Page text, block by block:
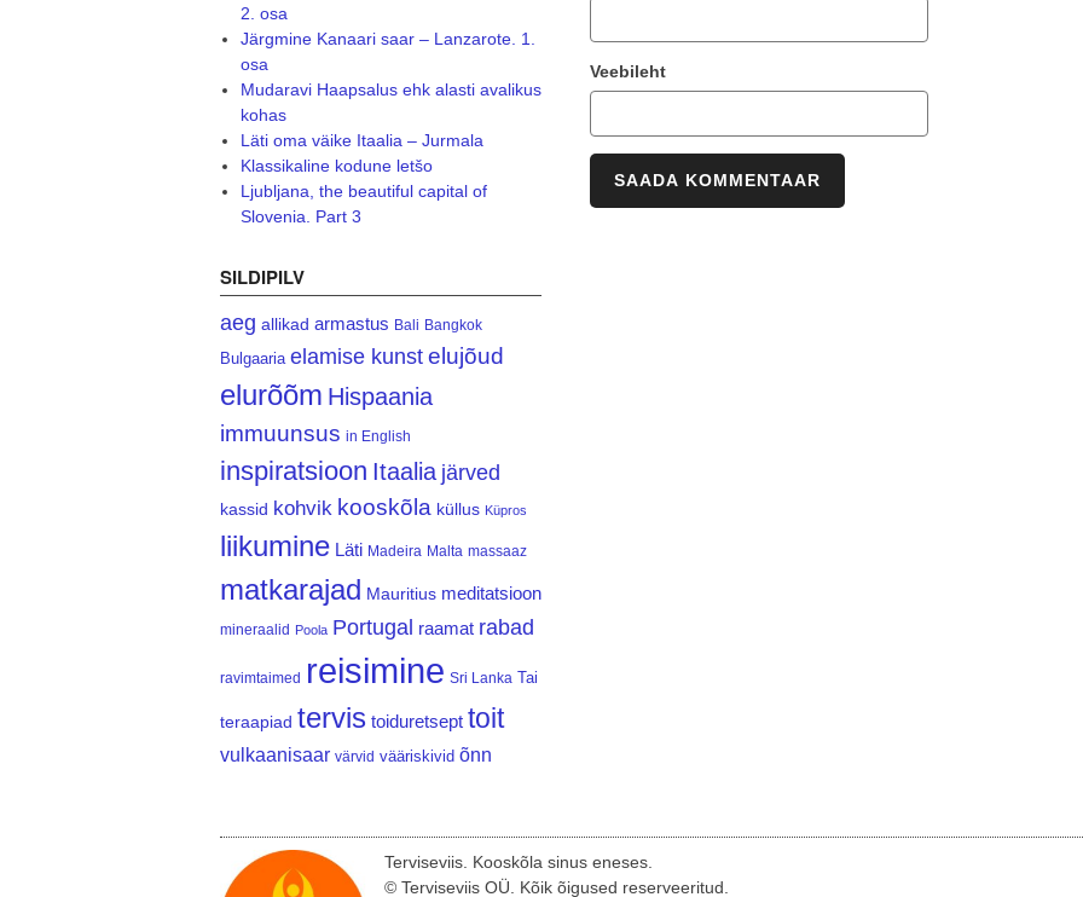
Veebileht
2. osa
Järgmine Kanaari saar – Lanzarote. 1.
osa
Mudaravi Haapsalus ehk alasti avalikus
kohas
Läti oma väike Itaalia – Jurmala
Klassikaline kodune letšo
Ljubljana, the beautiful capital of
Slovenia. Part 3
SILDIPILV
aeg allikad armastus Bali Bangkok
Bulgaaria elamise kunst elujõud
elurõõm Hispaania
immuunsus in English
inspiratsioon Itaalia järved
kassid kohvik kooskõla küllus Küpros
liikumine Läti Madeira Malta massaaz
matkarajad Mauritius meditatsioon
mineraalid Poola Portugal raamat rabad
ravimtaimed reisimine Sri Lanka Tai
teraapiad tervis toiduretsept toit
vulkaanisaar värvid vääriskivid õnn
Terviseviis. Kooskõla sinus eneses.
© Terviseviis OÜ. Kõik õigused reserveeritud.